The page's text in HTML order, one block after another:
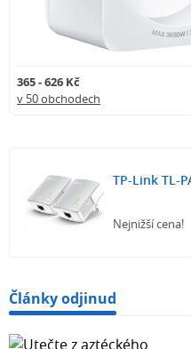
365 - 626 Kč
v 50 obchodech
TP-Link TL-
Nejnižší cena!
Články odjinud